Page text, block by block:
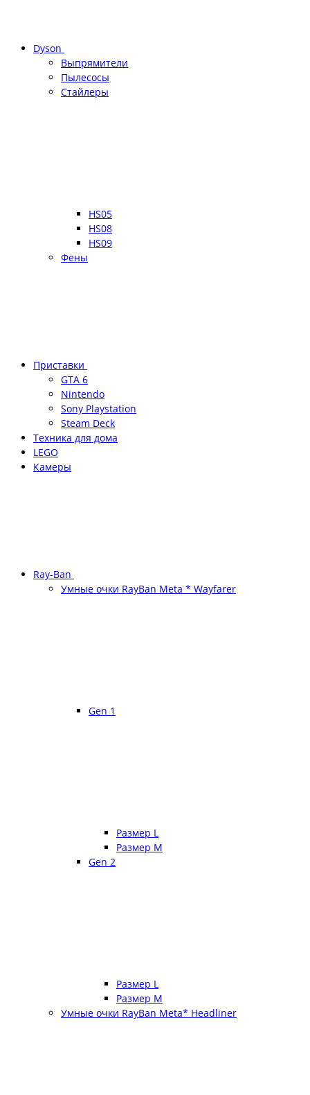
Dyson
Выпрямители
Пылесосы
Стайлеры
HS05
HS08
HS09
Фены
Приставки
GTA 6
Nintendo
Sony Playstation
Steam Deck
Техника для дома
LEGO
Камеры
Ray-Ban
Умные очки RayBan Meta * Wayfarer
Gen 1
Размер L
Размер М
Gen 2
Размер L
Размер М
Умные очки RayBan Meta* Headliner